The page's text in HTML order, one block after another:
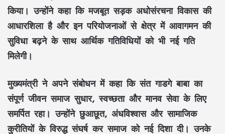
किया। उन्होंने कहा कि मजबूतसड़क अधोसंरचनाविकास की
आधारशिला है और इन परियोजनाओं से क्षेत्र मेंआवागमनकी
सुविधा बढ़ने के साथ आर्थिक गतिविधियोंको भी नई गति
मिलेगी।
मुख्यमंत्री ने अपने संबोधन में कहा किसंत गाडगे बाबाका
संपूर्ण जीवनसमाज सुधार,स्वच्छताऔरमानव सेवाके लिए
समर्पित रहा। उन्होंनेछुआछूत, अंधविश्वासऔरसामाजिक
कुरीतियोंके विरुद्ध संघर्ष कर समाज को नई दिशा दी। उनके